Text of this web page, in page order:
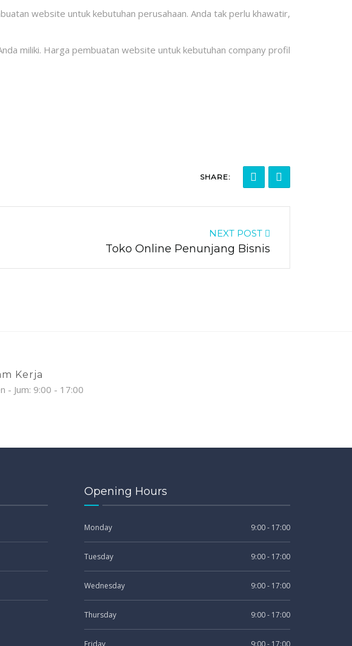
website untuk kebutuhan perusahaan. Anda tak perlu khawatir,
miliki. Harga pembuatan website untuk kebutuhan company profil
SHARE:
NEXT POST
Toko Online Penunjang Bisnis
Kerja
- Jum: 9:00 - 17:00
Opening Hours
Monday 9:00 - 17:00
Tuesday 9:00 - 17:00
Wednesday 9:00 - 17:00
Thursday 9:00 - 17:00
Friday 9:00 - 17:00